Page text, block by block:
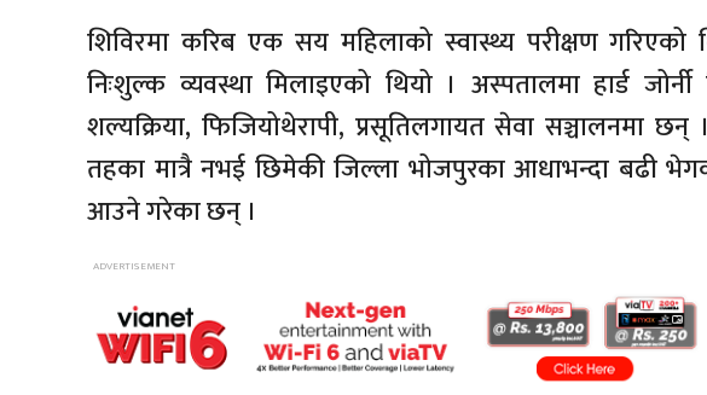
शिविरमा करिब एक सय महिलाको स्वास्थ्य परीक्षण गरिएको
निःशुल्क व्यवस्था मिलाइएको थियो । अस्पतालमा हार्ड
शल्यक्रिया, फिजियोथेरापी, प्रसूतिलगायत सेवा सञ्चालनमा
तहका मात्रै नभई छिमेकी जिल्ला भोजपुरका आधाभन्दा बढी
आउने गरेका छन् ।